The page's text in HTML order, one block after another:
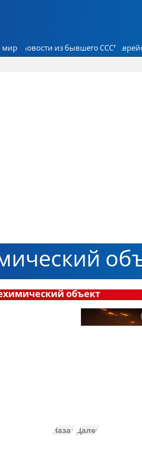
мире Новости из бывшего СССР
объект
Назад Далее